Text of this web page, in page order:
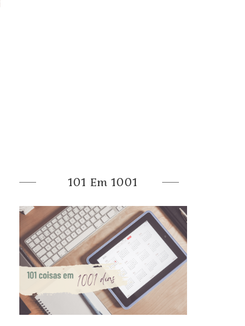
101 Em 1001